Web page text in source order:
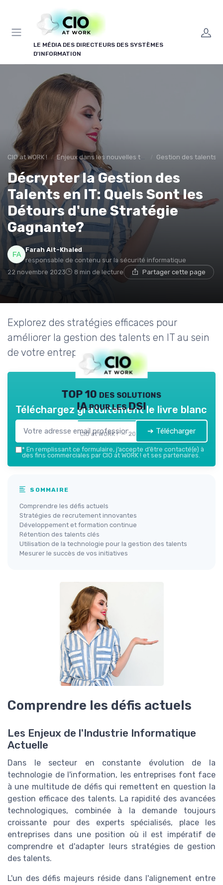
LE MÉDIA DES DIRECTEURS DES SYSTÈMES
D'INFORMATION
CIO at WORK ! Enjeux dans les nouvelles technologies Gestion des talents IT
Décrypter la Gestion des
Talents en IT: Quels Sont les
Détours d'une Stratégie
Gagnante?
Farah Ait-Khaled
responsable de contenu sur la sécurité informatique
22 novembre 2023
8 min de lecture Partager cette page
Explorez des stratégies efficaces pour
améliorer la gestion des talents en IT au sein
de votre entreprise.
TOP 10 des solutions
IA pour les DSI
CIO at WORK ! — 2026
Téléchargez gratuitement le livre blanc
➔ Télécharger
* En remplissant ce formulaire, j’accepte d’être contacté(e) à
des fins commerciales par CIO at WORK ! et ses partenaires.
SOMMAIRE
Comprendre les défis actuels
Stratégies de recrutement innovantes
Développement et formation continue
Rétention des talents clés
Utilisation de la technologie pour la gestion des talents
Mesurer le succès de vos initiatives
Comprendre les défis actuels
Les Enjeux de l'Industrie Informatique
Actuelle
Dans le secteur en constante évolution de la
technologie de l'information, les entreprises font face
à une multitude de défis qui remettent en question la
gestion efficace des talents. La rapidité des avancées
technologiques, combinée à la demande toujours
croissante pour des experts spécialisés, place les
entreprises dans une position où il est impératif de
comprendre et d'adapter leurs stratégies de gestion
des talents.
L'un des défis majeurs réside dans l'alignement entre